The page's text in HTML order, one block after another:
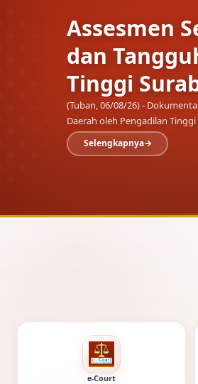
Assesmen
dan
Tinggi
(Tuban, 06/08/26) -
Daerah oleh Pengadilan
Selengkapnya
e-Court